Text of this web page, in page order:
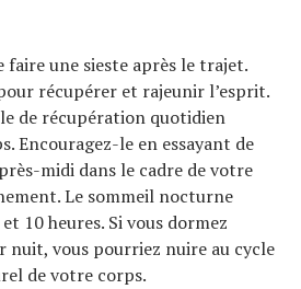
faire une sieste après le trajet.
récupérer et rajeunir l’esprit.
de récupération quotidien
Encouragez-le en essayant de
midi dans le cadre de votre
Le sommeil nocturne
10 heures. Si vous dormez
nuit, vous pourriez nuire au cycle
de votre corps.